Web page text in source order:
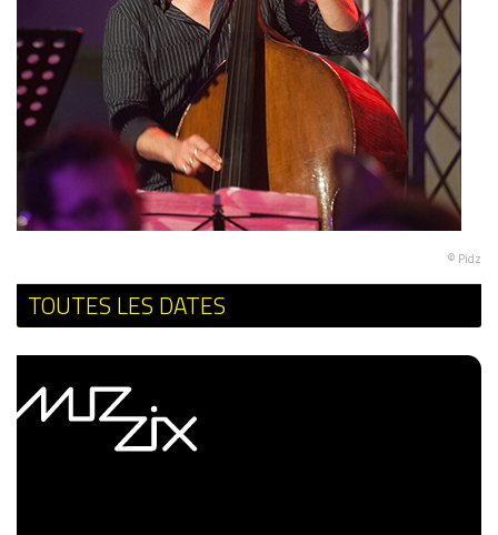
© Pidz
TOUTES LES DATES